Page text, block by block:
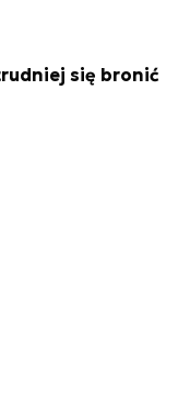
się bronić